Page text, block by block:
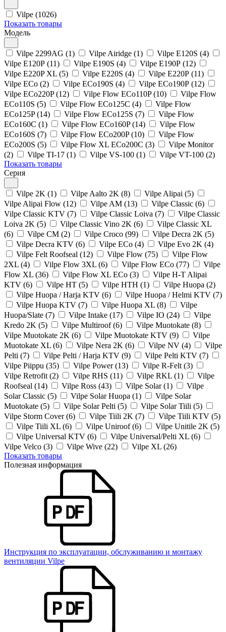
Vilpe (1026)
Показать товары
Модель
Vilpe 2299AG (1) Vilpe Airidge (1)
Vilpe E120S (4)
Vilpe E120Р (11)
Vilpe E190S (4)
Vilpe E190Р (12)
Vilpe E220P XL (5)
Vilpe E220S (4)
Vilpe E220Р (11)
Vilpe ECo (2)
Vilpe ECo190S (4)
Vilpe ECo190Р (12)
Vilpe ECo220P (12)
Vilpe Flow ECo110P (10)
Vilpe Flow
ECo110S (5)
Vilpe Flow ECo125C (4)
Vilpe Flow
ECo125P (14)
Vilpe Flow ECo125S (7)
Vilpe Flow
ECo160C (1)
Vilpe Flow ECo160P (14)
Vilpe Flow
ECo160S (7)
Vilpe Flow ECo200P (10)
Vilpe Flow
ECo200S (5)
Vilpe Flow XL ECo200C (3)
Vilpe Monitor
(2)
Vilpe TI-17 (1) Vilpe VS-100 (1)
Vilpe VT-100 (2)
Показать товары
Серия
Vilpe 2K (1) Vilpe Aalto 2K (8)
Vilpe Alipai (5)
Vilpe Alipai Flow (12)
Vilpe AM (13)
Vilpe Classic (6)
Vilpe Classic KTV (7)
Vilpe Classic Loiva (7)
Vilpe Classic
Loiva 2K (5)
Vilpe Classic Vino 2K (6)
Vilpe Classic XL
(6)
Vilpe CM (2) Vilpe Croco (99)
Vilpe Decra 2K (5)
Vilpe Decra KTV (6)
Vilpe ECo (4)
Vilpe Evo 2K (4)
Vilpe Felt Roofseal (12)
Vilpe Flow (75)
Vilpe Flow
2XL (4)
Vilpe Flow 3XL (6) Vilpe Flow ECo (77)
Vilpe
Flow XL (36)
Vilpe Flow XL ECo (3)
Vilpe H-T Alipai
KTV (6)
Vilpe HT (5) Vilpe HTH (1)
Vilpe Huopa (2)
Vilpe Huopa / Harja KTV (6)
Vilpe Huopa / Helmi KTV (7)
Vilpe Huopa KTV (7)
Vilpe Huopa XL (8)
Vilpe
Huopa/Slate (7)
Vilpe Intake (17) Vilpe IO (24)
Vilpe
Kredo 2K (5)
Vilpe Multiroof (6)
Vilpe Muotokate (8)
Vilpe Muotokate 2K (6)
Vilpe Muotokate KTV (9)
Vilpe
Muotokate XL (6)
Vilpe Nera 2K (6) Vilpe NV (4)
Vilpe
Pelti (7)
Vilpe Pelti / Harja KTV (9)
Vilpe Pelti KTV (7)
Vilpe Piippu (35)
Vilpe Power (13)
Vilpe R-Felt (3)
Vilpe Retrofit (2)
Vilpe RHS (11) Vilpe RKL (1)
Vilpe
Roofseal (14)
Vilpe Ross (43) Vilpe Solar (1)
Vilpe
Solar Classic (5)
Vilpe Solar Huopa (1)
Vilpe Solar
Muotokate (5)
Vilpe Solar Pelti (5)
Vilpe Solar Tiili (5)
Vilpe Storm Cover (6)
Vilpe Tiili 2K (7)
Vilpe Tiili KTV (5)
Vilpe Tiili XL (6)
Vilpe Uniroof (6)
Vilpe Unitile 2K (5)
Vilpe Universal KTV (6)
Vilpe Universal/Pelti XL (6)
Vilpe Velco (3)
Vilpe Wive (22)
Vilpe XL (26)
Показать товары
Полезная информация
Инструкция по эксплуатации, обслуживанию и монтажу
вентиляции Vilpe